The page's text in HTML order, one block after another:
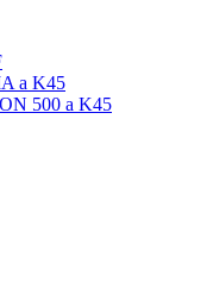
a K45
500 a K45